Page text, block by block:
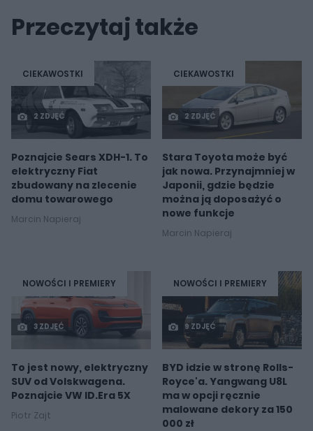
Przeczytaj także
CIEKAWOSTKI
2 ZDJĘĆ
Poznajcie Sears XDH-1. To
elektryczny Fiat
zbudowany na zlecenie
domu towarowego
Marcin Napieraj
CIEKAWOSTKI
2 ZDJĘĆ
Stara Toyota może być
jak nowa. Przynajmniej w
Japonii, gdzie będzie
można ją doposażyć o
nowe funkcje
Marcin Napieraj
NOWOŚCI I PREMIERY
3 ZDJĘĆ
To jest nowy, elektryczny
SUV od Volskwagena.
Poznajcie VW ID.Era 5X
Piotr Zajt
NOWOŚCI I PREMIERY
9 ZDJĘĆ
BYD idzie w stronę Rolls-
Royce'a. Yangwang U8L
ma w opcji ręcznie
malowane dekory za 150
000 zł